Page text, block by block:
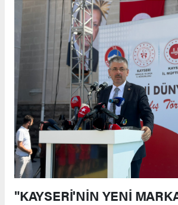
"KAYSERİ'NİN YENİ